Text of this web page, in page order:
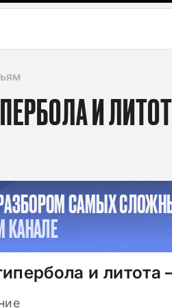
И
САМЫХ
КАНАЛЕ
и
09.11.2024
Клише для